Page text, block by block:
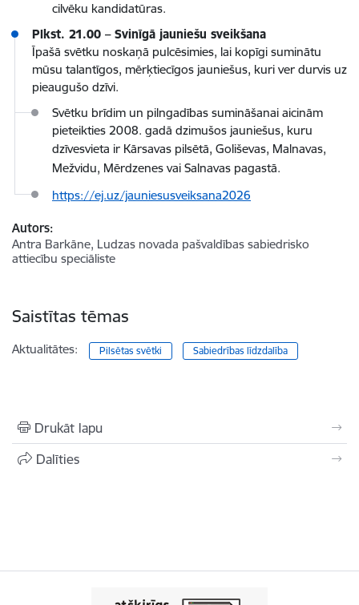
cilvēku kandidatūras.
Plkst. 21.00 – Svinīgā jauniešu sveikšana
Īpašā svētku noskaņā pulcēsimies, lai kopīgi suminātu
mūsu talantīgos, mērķtiecīgos jauniešus, kuri ver durvis uz
pieaugušo dzīvi.
Svētku brīdim un pilngadības sumināšanai aicinām
pieteikties 2008. gadā dzimušos jauniešus, kuru
dzīvesvieta ir Kārsavas pilsētā, Goliševas, Malnavas,
Mežvidu, Mērdzenes vai Salnavas pagastā.
https://ej.uz/jauniesusveiksana2026
Autors:
Antra Barkāne, Ludzas novada pašvaldības sabiedrisko
attiecību speciāliste
Saistītas tēmas
Aktualitātes: Pilsētas svētki Sabiedrības līdzdalība
Drukāt lapu
Dalīties